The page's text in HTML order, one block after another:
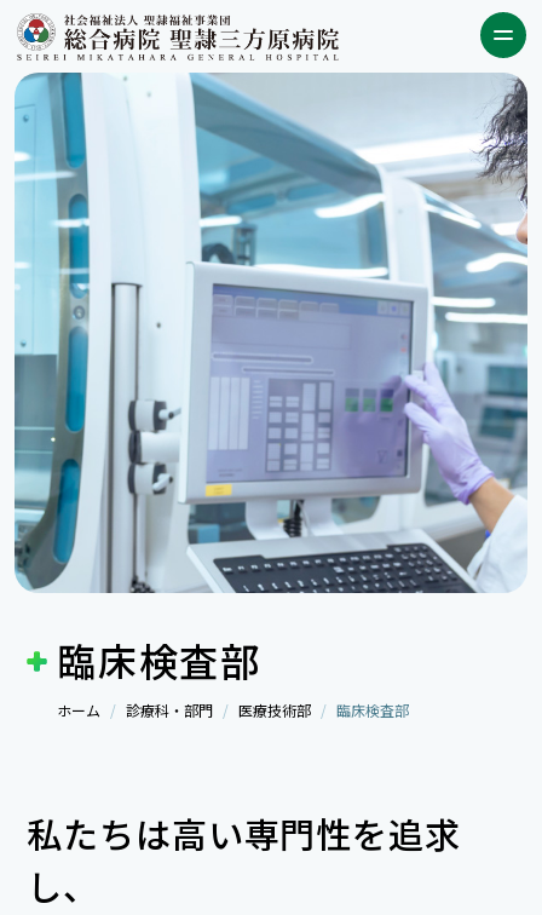
臨床検査部
ホーム 診療科・部門 医療技術部 臨床検査部
私たちは高い専門性を追求
し、